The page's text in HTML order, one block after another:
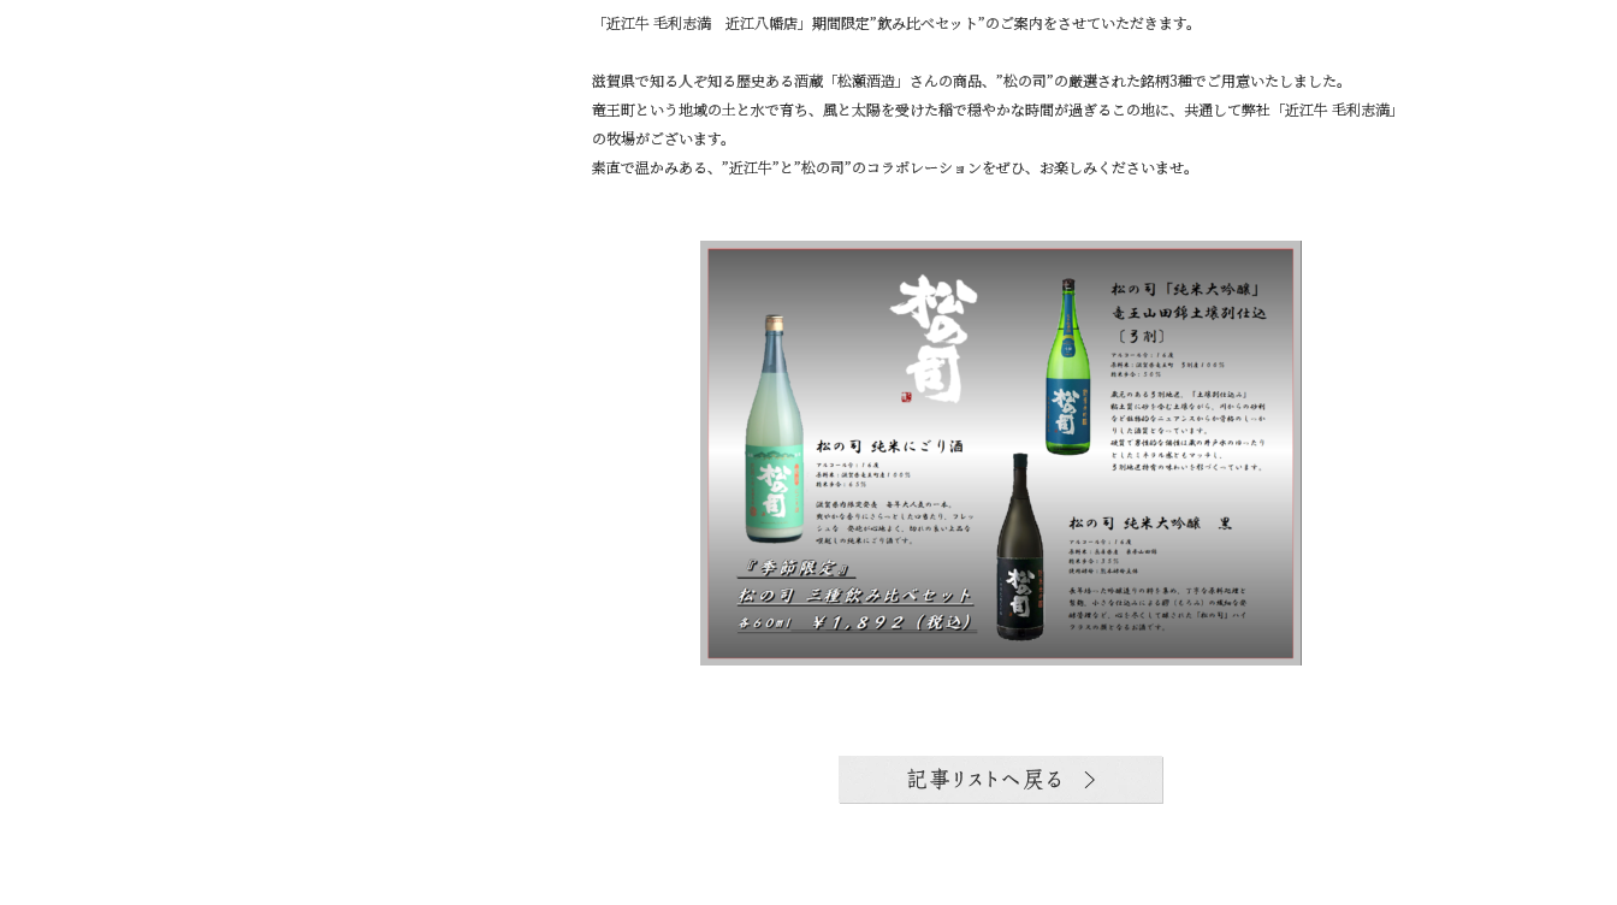
「近江牛 毛利志満 近江八幡店」期間限定”飲み比べセット”のご案内をさせていただきます。
滋賀県で知る人ぞ知る歴史ある酒蔵「松瀬酒造」さんの商品、”松の司”の厳選された銘柄3種でご用意いたしました。
竜王町という地域の土と水で育ち、風と太陽を受けた稲で穏やかな時間が過ぎるこの地に、共通して弊社「近江牛 毛利志満」
の牧場がございます。
素直で温かみある、”近江牛”と”松の司”のコラボレーションをぜひ、お楽しみくださいませ。